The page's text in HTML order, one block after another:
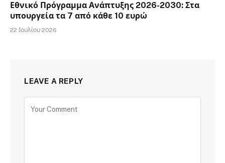
Εθνικό Πρόγραμμα Ανάπτυξης 2026-2030: Στα
υπουργεία τα 7 από κάθε 10 ευρώ
22 Ιουλίου 2026
LEAVE A REPLY